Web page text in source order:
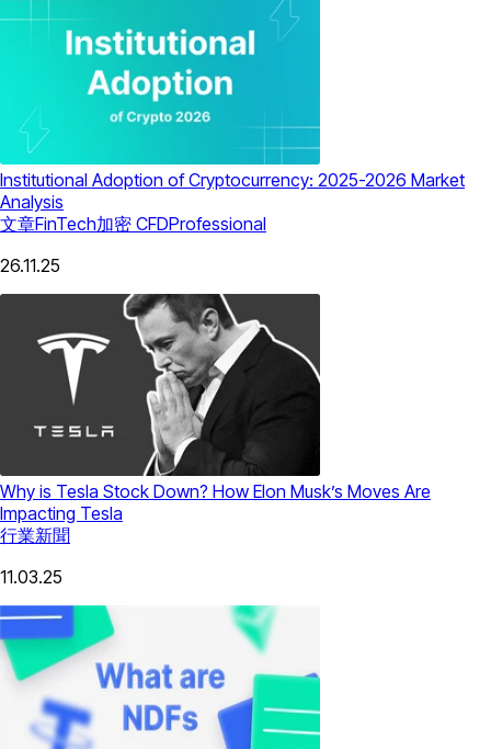
Institutional Adoption of Cryptocurrency: 2025-2026 Market
Analysis
文章FinTech加密 CFDProfessional
26.11.25
Why is Tesla Stock Down? How Elon Musk’s Moves Are
Impacting Tesla
行業新聞
11.03.25